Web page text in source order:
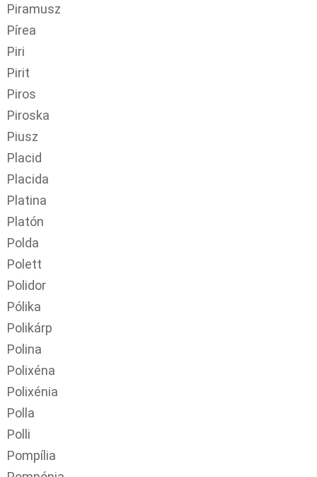
Piramusz
Pírea
Piri
Pirit
Piros
Piroska
Piusz
Placid
Placida
Platina
Platón
Polda
Polett
Polidor
Pólika
Polikárp
Polina
Polixéna
Polixénia
Polla
Polli
Pompília